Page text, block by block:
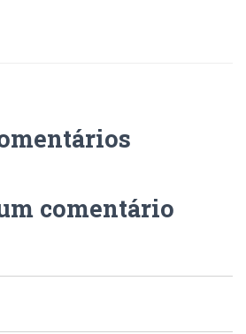
comentário